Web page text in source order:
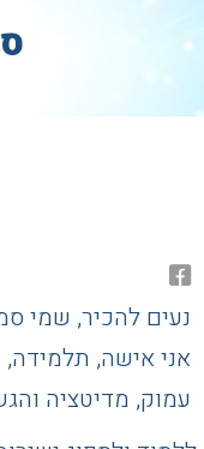
נעים להכיר, שמי
אני אישה,
עמוק, מדיטציה